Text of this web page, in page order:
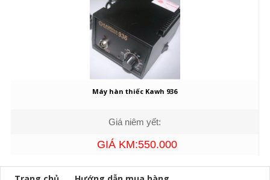
Máy hàn thiếc Kawh 936
Giá niêm yết:
GIÁ KM:550.000